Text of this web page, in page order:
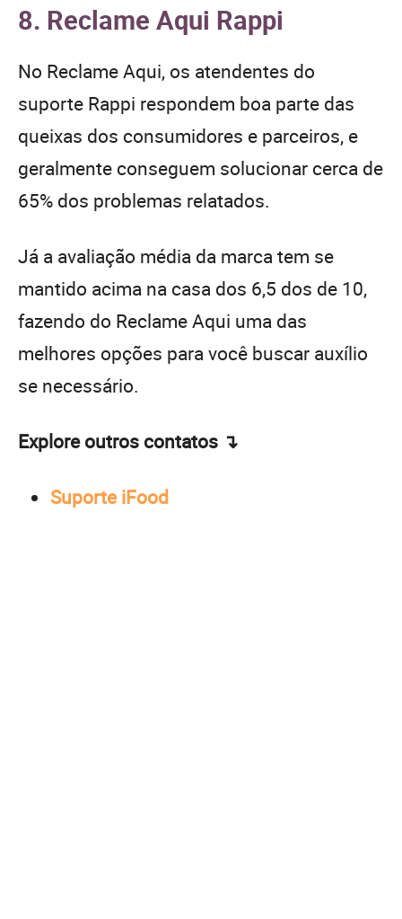
8. Reclame Aqui Rappi
No Reclame Aqui, os atendentes do
suporte Rappi respondem boa parte das
queixas dos consumidores e parceiros, e
geralmente conseguem solucionar cerca de
65% dos problemas relatados.
Já a avaliação média da marca tem se
mantido acima na casa dos 6,5 dos de 10,
fazendo do Reclame Aqui uma das
melhores opções para você buscar auxílio
se necessário.
Explore outros contatos ↴
Suporte iFood